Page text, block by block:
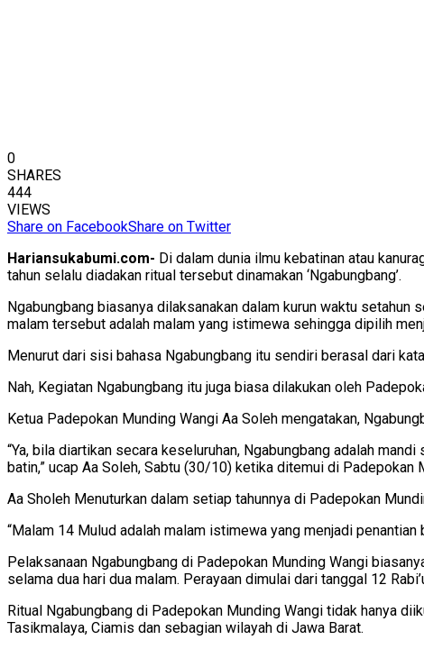
0
SHARES
444
VIEWS
Share on FacebookShare on Twitter
Hariansukabumi.com- Di dalam dunia ilmu kebatinan atau
tahun selalu diadakan ritual tersebut dinamakan ‘Ngabungbang’.
Ngabungbang biasanya dilaksanakan dalam kurun waktu setahun
malam tersebut adalah malam yang istimewa sehingga dipilih
Menurut dari sisi bahasa Ngabungbang itu sendiri berasal dari kata
Nah, Kegiatan Ngabungbang itu juga biasa dilakukan oleh
Ketua Padepokan Munding Wangi Aa Soleh mengatakan,
“Ya, bila diartikan secara keseluruhan, Ngabungbang adalah
batin,” ucap Aa Soleh, Sabtu (30/10) ketika ditemui di Padepokan
Aa Sholeh Menuturkan dalam setiap tahunnya di Padepokan
“Malam 14 Mulud adalah malam istimewa yang menjadi
Pelaksanaan Ngabungbang di Padepokan Munding Wangi
selama dua hari dua malam. Perayaan dimulai dari tanggal 12
Ritual Ngabungbang di Padepokan Munding Wangi tidak hanya
Tasikmalaya, Ciamis dan sebagian wilayah di Jawa Barat.